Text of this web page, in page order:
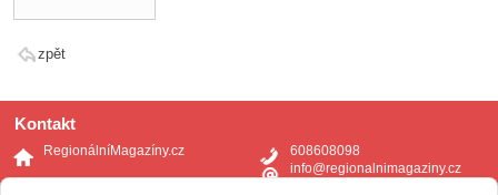
zpět
Kontakt
RegionálníMagazíny.cz
608608098
info@regionalnimagaziny.cz